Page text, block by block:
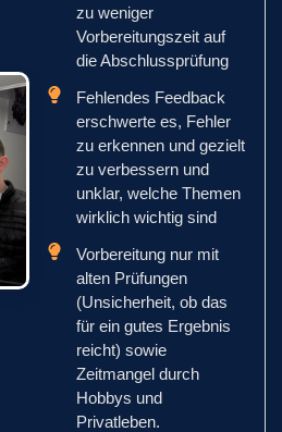
zu weniger
Vorbereitungszeit auf
die Abschlussprüfung
Fehlendes Feedback
erschwerte es, Fehler
zu erkennen und gezielt
zu verbessern und
unklar, welche Themen
wirklich wichtig sind
Vorbereitung nur mit
alten Prüfungen
(Unsicherheit, ob das
für ein gutes Ergebnis
reicht) sowie
Zeitmangel durch
Hobbys und
Privatleben.